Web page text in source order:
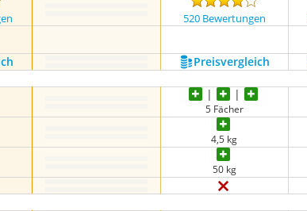
520 Bewertungen
Preis­vergleich
5 Fächer
4,5 kg
50 kg